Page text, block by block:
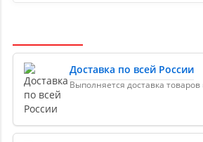
Доставка по всей России
Выполняется доставка